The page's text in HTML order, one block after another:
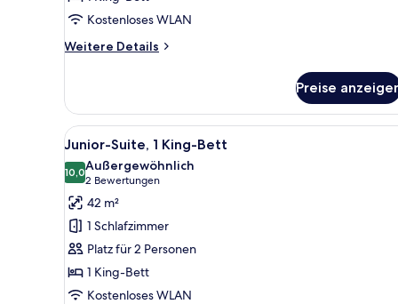
Kostenloses WLAN
Weitere Details
Weitere
1 King-
Bett
Preise
Alle
Fotos
für
Junior-
Suite,
1 King-
Bett
anzeigen
Ein Hotelzimmer mit einem
5
Junior-Suite, 1 King-Bett
10,010,0 von 10
Außergewöhnlich
2 Bewertungen
(2
Bewertungen)
42 m²
1 Schlafzimmer
Platz für 2 Personen
1 King-Bett
Kostenloses WLAN